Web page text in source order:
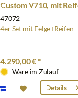
Custom V710, mit
47072
4er Set mit Felge+Reifen
4.290,00 € *
Ware im Zulauf
Details